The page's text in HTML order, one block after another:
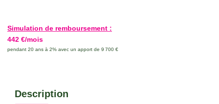
Simulation de remboursement :
442 €/mois
pendant 20 ans à 2% avec un apport de 9 700 €
Description